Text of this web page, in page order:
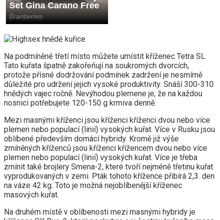
Na podmíněné třetí místo můžete umístit kříženec Tetra SL.
Tato kuřata špatně zakořeňují na soukromých dvorcích,
protože přísné dodržování podmínek zadržení je nesmírně
důležité pro udržení jejich vysoké produktivity. Snáší 300-310
hnědých vajec ročně. Nevýhodou plemene je, že na každou
nosnici potřebujete 120-150 g krmiva denně.
Mezi masnými kříženci jsou kříženci kříženci dvou nebo více
plemen nebo populací (linií) vysokých kuřat. Více v Rusku jsou
oblíbené především domácí hybridy. Kromě již výše
zmíněných kříženců jsou kříženci křížencem dvou nebo více
plemen nebo populací (linií) vysokých kuřat. Více je třeba
zmínit také brojlery Smena-2, které tvoří nejméně třetinu kuřat
vyprodukovaných v zemi. Pták tohoto křížence přibírá 2,3. den
na váze 42 kg. Toto je možná nejoblíbenější kříženec
masových kuřat.
Na druhém místě v oblíbenosti mezi masnými hybridy je